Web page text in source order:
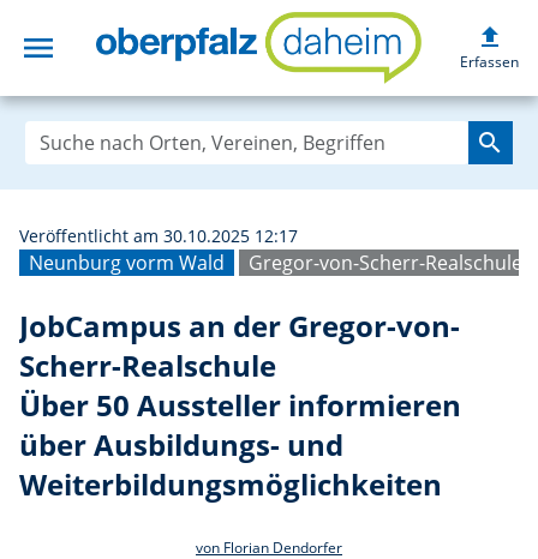
menu JobCampus an
upload
Erfassen
search
Neunburg vorm Wald Gregor-von-Scherr-Realschule
Veröffentlicht am 30.10.2025 12:17
JobCampus an der Gregor-von-
Scherr-Realschule
Über 50 Aussteller informieren
über Ausbildungs- und
Weiterbildungsmöglichkeiten
von Florian Dendorfer